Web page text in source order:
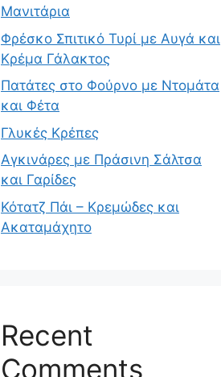
Μανιτάρια
Φρέσκο Σπιτικό Τυρί με Αυγά και
Κρέμα Γάλακτος
Πατάτες στο Φούρνο με Ντομάτα
και Φέτα
Γλυκές Κρέπες
Αγκινάρες με Πράσινη Σάλτσα
και Γαρίδες
Κότατζ Πάι – Κρεμώδες και
Ακαταμάχητο
Recent
Comments